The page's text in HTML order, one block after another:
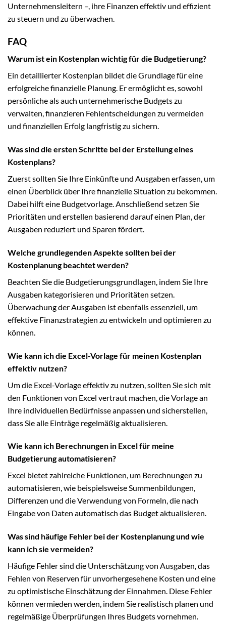
Unternehmensleitern –, ihre Finanzen effektiv und effizient
zu steuern und zu überwachen.
FAQ
Warum ist ein Kostenplan wichtig für die Budgetierung?
Ein detaillierter Kostenplan bildet die Grundlage für eine
erfolgreiche finanzielle Planung. Er ermöglicht es, sowohl
persönliche als auch unternehmerische Budgets zu
verwalten, finanzieren Fehlentscheidungen zu vermeiden
und finanziellen Erfolg langfristig zu sichern.
Was sind die ersten Schritte bei der Erstellung eines
Kostenplans?
Zuerst sollten Sie Ihre Einkünfte und Ausgaben erfassen, um
einen Überblick über Ihre finanzielle Situation zu bekommen.
Dabei hilft eine Budgetvorlage. Anschließend setzen Sie
Prioritäten und erstellen basierend darauf einen Plan, der
Ausgaben reduziert und Sparen fördert.
Welche grundlegenden Aspekte sollten bei der
Kostenplanung beachtet werden?
Beachten Sie die Budgetierungsgrundlagen, indem Sie Ihre
Ausgaben kategorisieren und Prioritäten setzen.
Überwachung der Ausgaben ist ebenfalls essenziell, um
effektive Finanzstrategien zu entwickeln und optimieren zu
können.
Wie kann ich die Excel-Vorlage für meinen Kostenplan
effektiv nutzen?
Um die Excel-Vorlage effektiv zu nutzen, sollten Sie sich mit
den Funktionen von Excel vertraut machen, die Vorlage an
Ihre individuellen Bedürfnisse anpassen und sicherstellen,
dass Sie alle Einträge regelmäßig aktualisieren.
Wie kann ich Berechnungen in Excel für meine
Budgetierung automatisieren?
Excel bietet zahlreiche Funktionen, um Berechnungen zu
automatisieren, wie beispielsweise Summenbildungen,
Differenzen und die Verwendung von Formeln, die nach
Eingabe von Daten automatisch das Budget aktualisieren.
Was sind häufige Fehler bei der Kostenplanung und wie
kann ich sie vermeiden?
Häufige Fehler sind die Unterschätzung von Ausgaben, das
Fehlen von Reserven für unvorhergesehene Kosten und eine
zu optimistische Einschätzung der Einnahmen. Diese Fehler
können vermieden werden, indem Sie realistisch planen und
regelmäßige Überprüfungen Ihres Budgets vornehmen.